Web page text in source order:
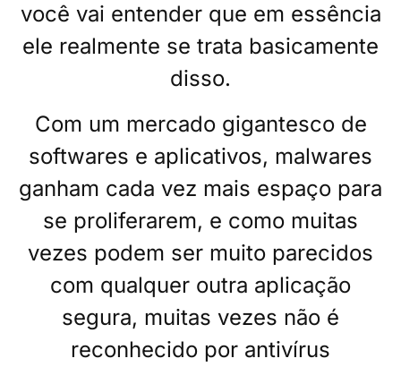
você vai entender que em essência
ele realmente se trata basicamente
disso.
Com um mercado gigantesco de
softwares e aplicativos, malwares
ganham cada vez mais espaço para
se proliferarem, e como muitas
vezes podem ser muito parecidos
com qualquer outra aplicação
segura, muitas vezes não é
reconhecido por antivírus